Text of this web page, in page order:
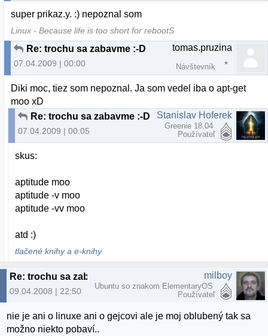
super prikaz.y. :) nepoznal som
Linux - Because life is too short for rebootS
Re: trochu sa zabavme :-D
07.04.2009 | 00:00
tomas.pruzina
Návštevník
Diki moc, tiez som nepoznal. Ja som vedel iba o apt-get
moo xD
Re: trochu sa zabavme :-D
07.04.2009 | 00:05
Stanislav Hoferek
Greenie 18.04
Používateľ
skus:
aptitude moo
aptitude -v moo
aptitude -vv moo
atd :)
tlačené knihy a e-knihy
Re: trochu sa zabavme :-D
09.04.2008 | 22:50
milboy
Ubuntu so znakom ElementaryOS
Používateľ
nie je ani o linuxe ani o gejcovi ale je moj oblubený tak sa
možno niekto pobaví..